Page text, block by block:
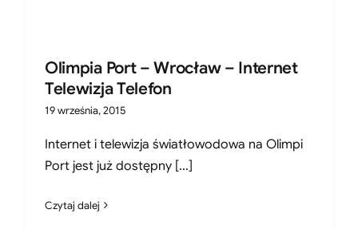
Olimpia Port – Wrocław – Internet
Telewizja Telefon
19 września, 2015
Internet i telewizja światłowodowa na Olimpi
Port jest już dostępny [...]
Czytaj dalej